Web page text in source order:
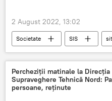
2 August 2022, 13:02
Societate SIS
Percheziții matinale la Direcția
Supraveghere Tehnică Nord:
persoane, reținute